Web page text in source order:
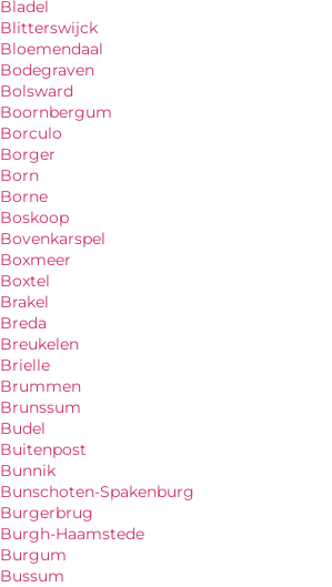
Bladel
Blitterswijck
Bloemendaal
Bodegraven
Bolsward
Boornbergum
Borculo
Borger
Born
Borne
Boskoop
Bovenkarspel
Boxmeer
Boxtel
Brakel
Breda
Breukelen
Brielle
Brummen
Brunssum
Budel
Buitenpost
Bunnik
Bunschoten-Spakenburg
Burgerbrug
Burgh-Haamstede
Burgum
Bussum